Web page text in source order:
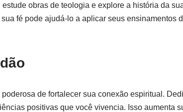
obras de teologia e explore a história da
fé pode ajudá-lo a aplicar seus ensinamentos
de fortalecer sua conexão espiritual.
positivas que você vivencia. Isso aumenta